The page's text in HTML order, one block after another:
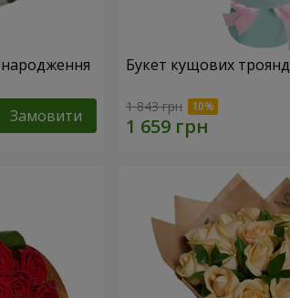
Замовити
Букет кущових троянд
1 843 грн